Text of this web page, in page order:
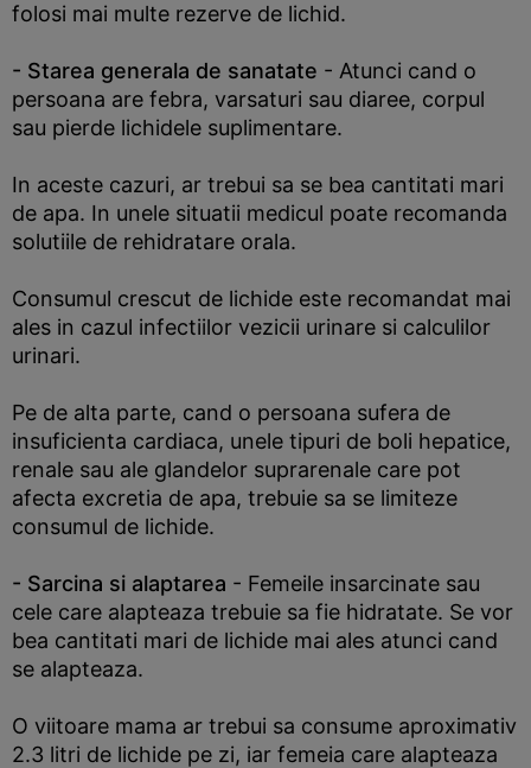
folosi mai multe rezerve de lichid.
- Starea generala de sanatate - Atunci cand o
persoana are febra, varsaturi sau diaree, corpul
sau pierde lichidele suplimentare.
In aceste cazuri, ar trebui sa se bea cantitati mari
de apa. In unele situatii medicul poate recomanda
solutiile de rehidratare orala.
Consumul crescut de lichide este recomandat mai
ales in cazul infectiilor vezicii urinare si calculilor
urinari.
Pe de alta parte, cand o persoana sufera de
insuficienta cardiaca, unele tipuri de boli hepatice,
renale sau ale glandelor suprarenale care pot
afecta excretia de apa, trebuie sa se limiteze
consumul de lichide.
- Sarcina si alaptarea - Femeile insarcinate sau
cele care alapteaza trebuie sa fie hidratate. Se vor
bea cantitati mari de lichide mai ales atunci cand
se alapteaza.
O viitoare mama ar trebui sa consume aproximativ
2.3 litri de lichide pe zi, iar femeia care alapteaza